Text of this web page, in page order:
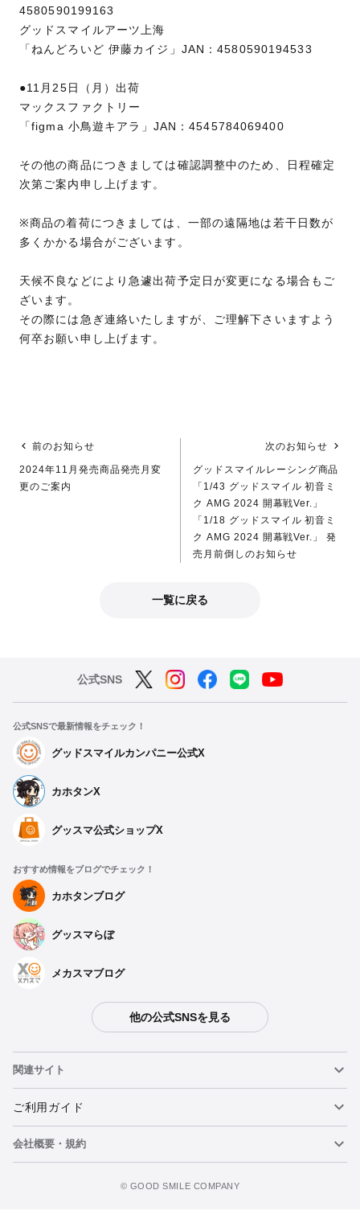
4580590199163
グッドスマイルアーツ上海
「ねんどろいど 伊藤カイジ」JAN：4580590194533
●11月25日（月）出荷
マックスファクトリー
「figma 小鳥遊キアラ」JAN：4545784069400
その他の商品につきましては確認調整中のため、日程確定
次第ご案内申し上げます。
※商品の着荷につきましては、一部の遠隔地は若干日数が
多くかかる場合がございます。
天候不良などにより急遽出荷予定日が変更になる場合もご
ざいます。
その際には急ぎ連絡いたしますが、ご理解下さいますよう
何卒お願い申し上げます。
前のお知らせ
2024年11月発売商品発売月変
更のご案内
次のお知らせ
グッドスマイルレーシング商品
「1/43 グッドスマイル 初音ミ
ク AMG 2024 開幕戦Ver.」
「1/18 グッドスマイル 初音ミ
ク AMG 2024 開幕戦Ver.」 発
売月前倒しのお知らせ
一覧に戻る
公式SNS
公式SNSで最新情報をチェック！
グッドスマイルカンパニー公式X
カホタンX
グッスマ公式ショップX
おすすめ情報をブログでチェック！
カホタンブログ
グッスマらぼ
メカスマブログ
他の公式SNSを見る
関連サイト
ねんどろいど
ねんどろいどフェイスメーカー
ご利用ガイド
重要なお知らせ
会社概要・規約
©️ GOOD SMILE COMPANY